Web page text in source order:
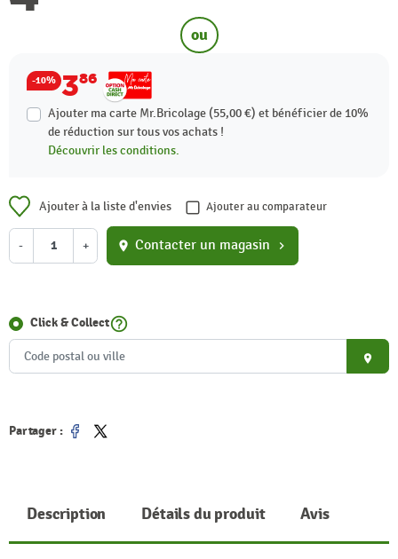
ou
-10% 386
Ajouter ma carte Mr.Bricolage (55,00 €) et bénéficier de 10%
de réduction sur tous vos achats !
Découvrir les conditions.
Ajouter à la liste d'envies Ajouter au comparateur
- + location_on Contacter un magasin chevron_right
Click & Collecthelp_outline
place
Partager :
Partager
Tweet
Description Détails du produit Avis